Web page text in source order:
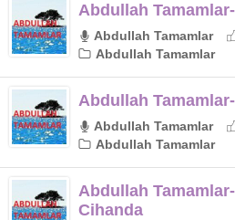
Abdullah
Abdullah Tamamlar
Abdullah Tamamlar
Abdullah
Abdullah Tamamlar
Abdullah Tamamlar
Abdullah
Cihanda